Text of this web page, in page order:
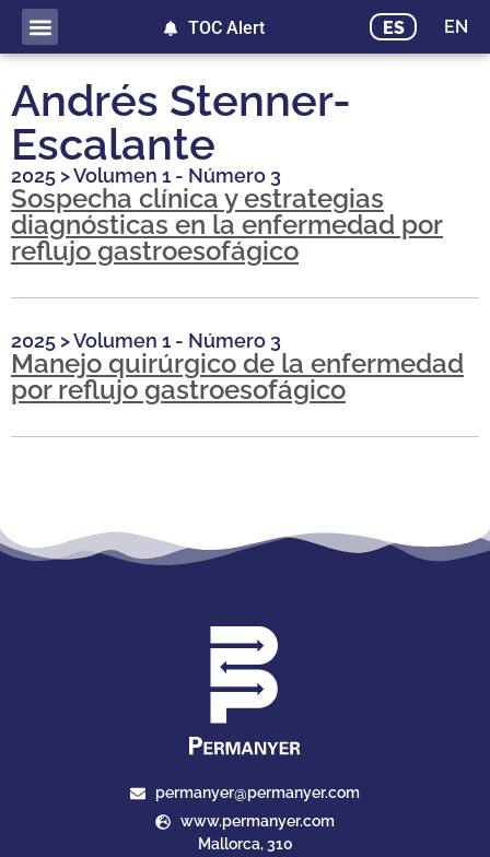
ES EN
TOC Alert
Andrés Stenner-
Escalante
2025 >Volumen 1 - Número 3
Sospecha clínica y estrategias
diagnósticas en la enfermedad por
reflujo gastroesofágico
2025 >Volumen 1 - Número 3
Manejo quirúrgico de la enfermedad
por reflujo gastroesofágico
permanyer@permanyer.com
www.permanyer.com
Mallorca, 310